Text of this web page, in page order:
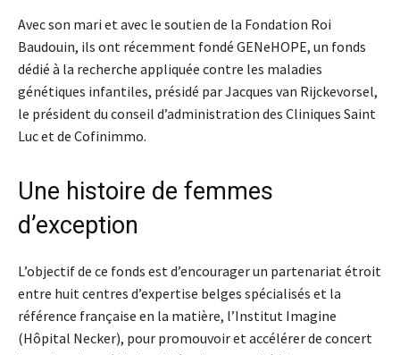
Avec son mari et avec le soutien de la Fondation Roi
Baudouin, ils ont récemment fondé GENeHOPE, un fonds
dédié à la recherche appliquée contre les maladies
génétiques infantiles, présidé par Jacques van Rijckevorsel,
le président du conseil d’administration des Cliniques Saint
Luc et de Cofinimmo.
Une histoire de femmes
d’exception
L’objectif de ce fonds est d’encourager un partenariat étroit
entre huit centres d’expertise belges spécialisés et la
référence française en la matière, l’Institut Imagine
(Hôpital Necker), pour promouvoir et accélérer de concert